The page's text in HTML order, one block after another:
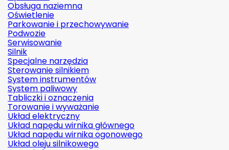
Obsługa naziemna
Oświetlenie
Parkowanie i przechowywanie
Podwozie
Serwisowanie
Silnik
Specjalne narzędzia
Sterowanie silnikiem
System instrumentów
System paliwowy
Tabliczki i oznaczenia
Torowanie i wyważanie
Układ elektryczny
Układ napędu wirnika głównego
Układ napędu wirnika ogonowego
Układ oleju silnikowego